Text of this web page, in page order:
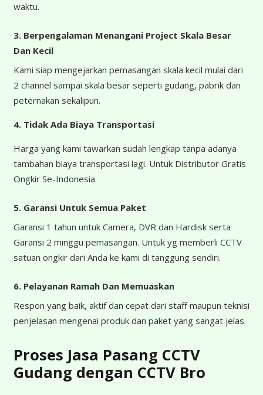
waktu.
3. Berpengalaman Menangani Project Skala Besar
Dan Kecil
Kami siap mengejarkan pemasangan skala kecil mulai dari
2 channel sampai skala besar seperti gudang, pabrik dan
peternakan sekalipun.
4. Tidak Ada Biaya Transportasi
Harga yang kami tawarkan sudah lengkap tanpa adanya
tambahan biaya transportasi lagi. Untuk Distributor Gratis
Ongkir Se-Indonesia.
5. Garansi Untuk Semua Paket
Garansi 1 tahun untuk Camera, DVR dan Hardisk serta
Garansi 2 minggu pemasangan. Untuk yg memberli CCTV
satuan ongkir dari Anda ke kami di tanggung sendiri.
6. Pelayanan Ramah Dan Memuaskan
Respon yang baik, aktif dan cepat dari staff maupun teknisi
penjelasan mengenai produk dan paket yang sangat jelas.
Proses Jasa Pasang CCTV
Gudang dengan CCTV Bro